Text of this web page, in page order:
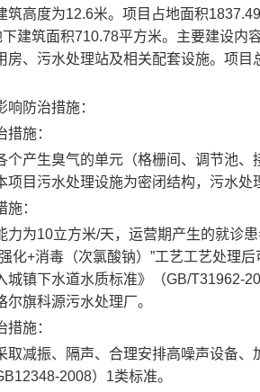
筑高度为12.6米。项目占地面积
建筑面积710.78平方米。主要建设
房、污水处理站及相关配套设施。项
防治措施：
措施：
个产生臭气的单元（格栅间、调节池
项目污水处理设施为密闭结构，污水
施：
力为10立方米/天，运营期产生的就诊
化+消毒（次氯酸钠）”工艺工艺处理
城镇下水道水质标准》（GB/T31962-
旗科源污水处理厂。
措施：
取减振、隔声、合理安排高噪声设备
2008）1类标准。